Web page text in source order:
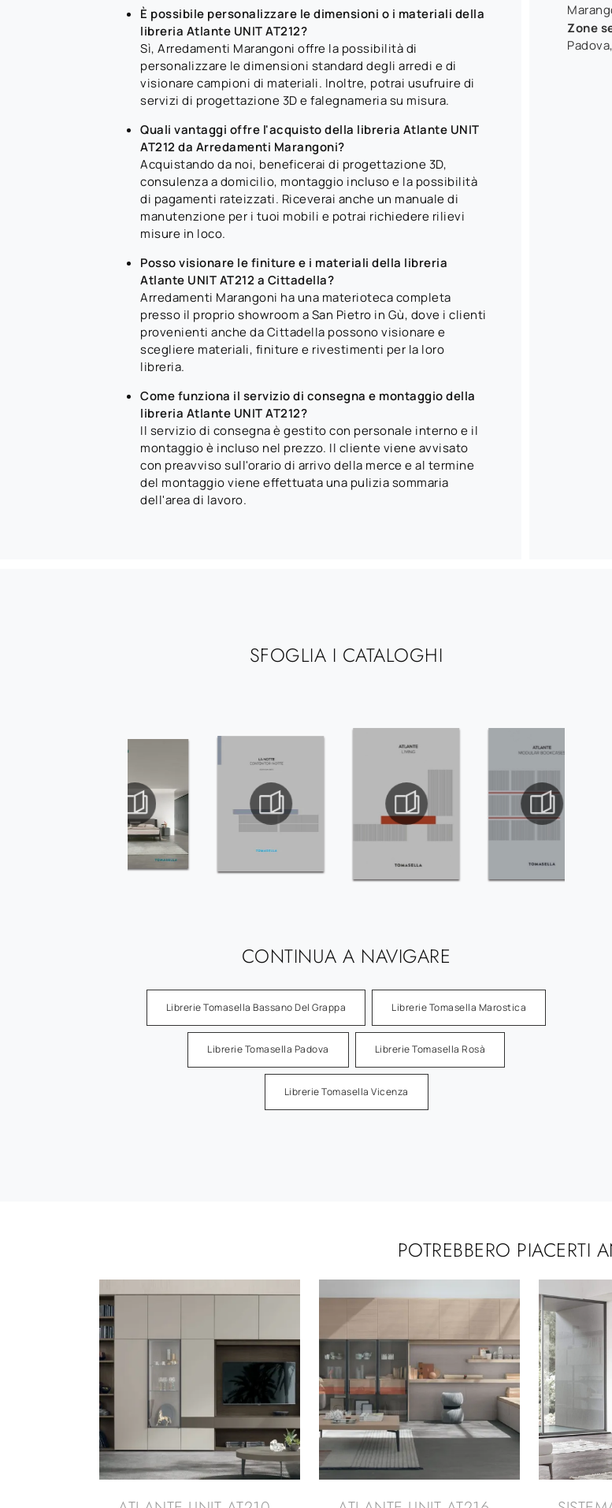
È possibile personalizzare le dimensioni o i materiali della
libreria Atlante UNIT AT212?
Sì, Arredamenti Marangoni offre la possibilità di
personalizzare le dimensioni standard degli arredi e di
visionare campioni di materiali. Inoltre, potrai usufruire di
servizi di progettazione 3D e falegnameria su misura.
Quali vantaggi offre l'acquisto della libreria Atlante UNIT
AT212 da Arredamenti Marangoni?
Acquistando da noi, beneficerai di progettazione 3D,
consulenza a domicilio, montaggio incluso e la possibilità
di pagamenti rateizzati. Riceverai anche un manuale di
manutenzione per i tuoi mobili e potrai richiedere rilievi
misure in loco.
Posso visionare le finiture e i materiali della libreria
Atlante UNIT AT212 a Cittadella?
Arredamenti Marangoni ha una materioteca completa
presso il proprio showroom a San Pietro in Gù, dove i clienti
provenienti anche da Cittadella possono visionare e
scegliere materiali, finiture e rivestimenti per la loro
libreria.
Come funziona il servizio di consegna e montaggio della
libreria Atlante UNIT AT212?
Il servizio di consegna è gestito con personale interno e il
montaggio è incluso nel prezzo. Il cliente viene avvisato
con preavviso sull'orario di arrivo della merce e al termine
del montaggio viene effettuata una pulizia sommaria
dell'area di lavoro.
Zone
SFOGLIA I CATALOGHI
CONTINUA A NAVIGARE
Librerie Tomasella Bassano Del Grappa Librerie Tomasella Marostica
Librerie Tomasella Padova Librerie Tomasella Rosà
Librerie Tomasella Vicenza
POTREBBERO PIACERTI